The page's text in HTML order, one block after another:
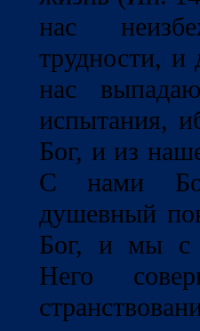
нас
трудности, и
нас
испытания,
Бог, и из
С нами
душевный
Бог, и мы с
Него